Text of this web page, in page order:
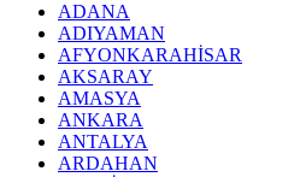
ADANA
ADIYAMAN
AFYONKARAHİSAR
AKSARAY
AMASYA
ANKARA
ANTALYA
ARDAHAN